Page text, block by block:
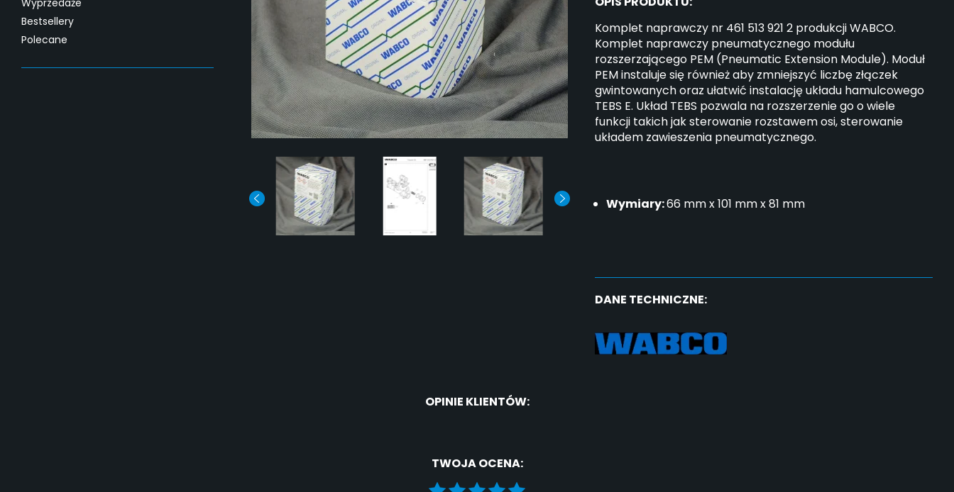
Wyprzedaże
Bestsellery
Polecane
Komplet naprawczy nr 461 513 921 2 produkcji WABCO.
Komplet naprawczy pneumatycznego modułu
rozszerzającego PEM (Pneumatic Extension Module). Moduł
PEM instaluje się również aby zmniejszyć liczbę złączek
gwintowanych oraz ułatwić instalację układu hamulcowego
TEBS E. Układ TEBS pozwala na rozszerzenie go o wiele
funkcji takich jak sterowanie rozstawem osi, sterowanie
układem zawieszenia pneumatycznego.
Wymiary:66 mm x 101 mm x 81 mm
DANE TECHNICZNE:
OPINIE KLIENTÓW:
TWOJA OCENA: